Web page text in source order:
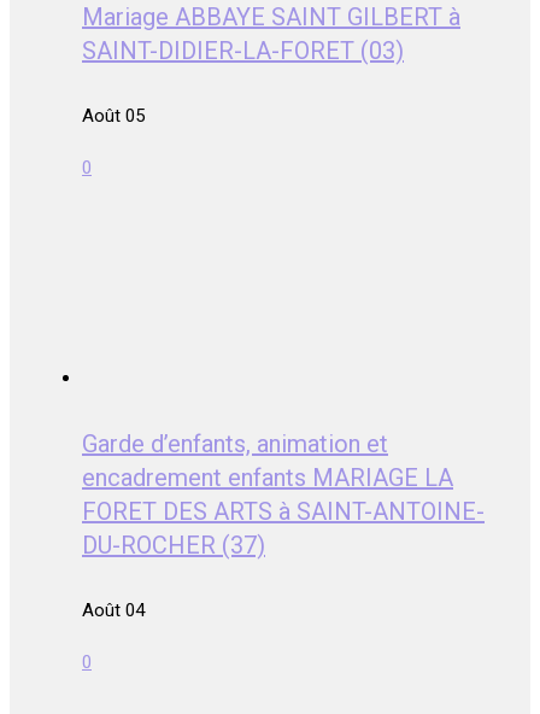
Mariage ABBAYE SAINT GILBERT à
SAINT-DIDIER-LA-FORET (03)
Août 05
0
Garde d’enfants, animation et
encadrement enfants MARIAGE LA
FORET DES ARTS à SAINT-ANTOINE-
DU-ROCHER (37)
Août 04
0